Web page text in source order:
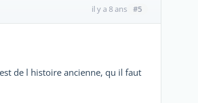
il y a 8 ans #5
de l histoire ancienne, qu il faut